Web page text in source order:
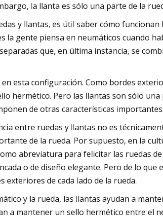
la llanta es sólo una parte de la
y llantas, es útil saber cómo funcionan
la gente piensa en neumáticos cuando
que, en última instancia, se
esta configuración. Como bordes
hermético. Pero las llantas son sólo una
de otras características importantes:
entre ruedas y llantas no es
de la rueda. Por supuesto, en la
abreviatura para felicitar las ruedas
o de diseño elegante. Pero de lo que
exteriores de cada lado de la rueda.
y la rueda, las llantas ayudan a
a mantener un sello hermético entre el